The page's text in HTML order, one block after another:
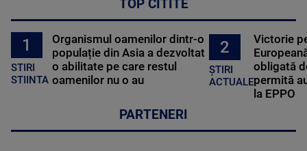
TOP CITITE
1
STIRI
STIINTA
Organismul oamenilor dintr-o
populație din Asia a dezvoltat
o abilitate pe care restul
oamenilor nu o au
2
ȘTIRI
ACTUALE
Victorie
obligată
permită
la EPPO
PARTENERI